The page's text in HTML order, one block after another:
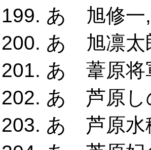
あ 旭修
あ 旭凛太
あ 葦原
あ 芦原し
あ 芦原水